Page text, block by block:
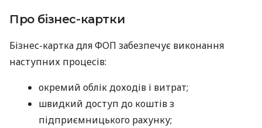
Про бізнес-картки
Бізнес-картка для ФОП забезпечує виконання
наступних процесів:
окремий облік доходів і витрат;
швидкий доступ до коштів з
підприємницького рахунку;